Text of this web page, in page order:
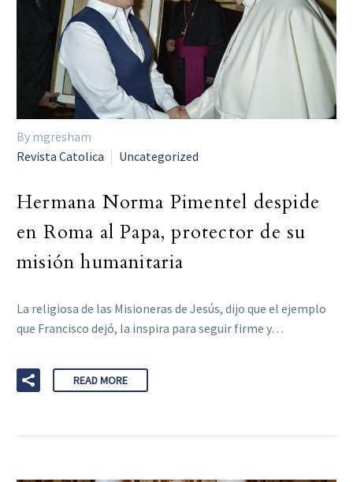
By mgresham
Revista Catolica
Uncategorized
Hermana Norma Pimentel despide
en Roma al Papa, protector de su
misión humanitaria
La religiosa de las Misioneras de Jesús, dijo que el ejemplo
que Francisco dejó, la inspira para seguir firme y…
READ MORE